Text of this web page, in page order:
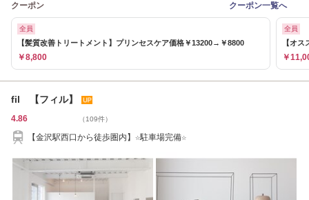
クーポン クーポン一覧へ
全員
【髪質改善トリートメント】プリンセスケア価格￥13200→￥8800
￥8,800
全員
【オ
￥
fil 【フィル】
4.86 （109件）
【金沢駅西口から徒歩圏内】☆駐車場完備☆